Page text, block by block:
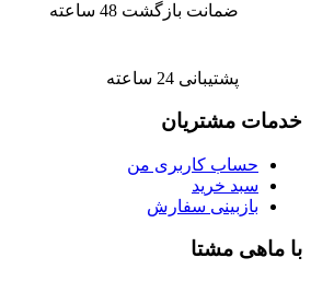
ضمانت بازگشت 48 ساعته
پشتیبانی 24 ساعته
خدمات مشتریان
حساب کاربری من
سبد خرید
بازبینی سفارش
با ماهی مشتا